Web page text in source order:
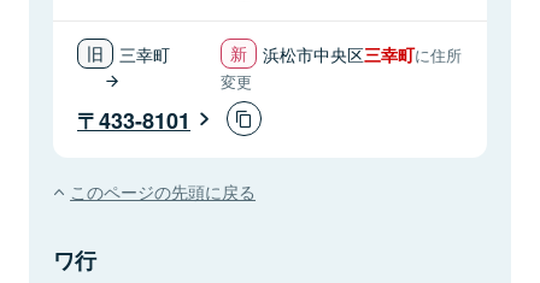
三幸町 浜松市中央区三幸町に住所
変更
433-8101
このページの先頭に戻る
ワ行